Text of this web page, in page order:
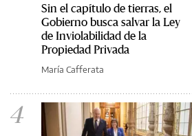
Sin el capítulo de tierras, el
Gobierno busca salvar la Ley
de Inviolabilidad de la
Propiedad Privada
María Cafferata
4